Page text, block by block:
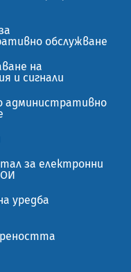
обслужване
на
и сигнали
административно
за електронни
уредба